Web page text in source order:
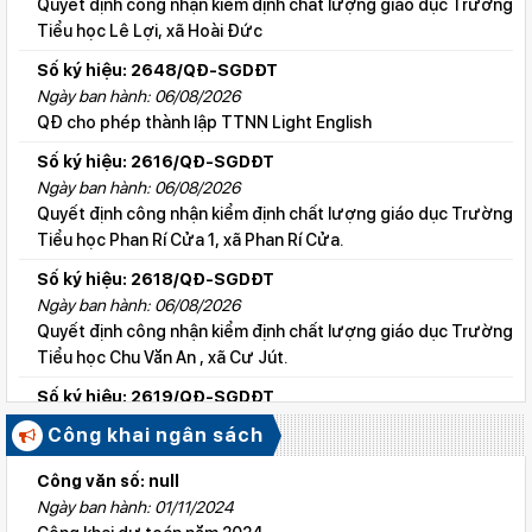
Quyết định công nhận kiểm định chất lượng giáo dục Trường
Tiểu học Lê Lợi, xã Hoài Đức
Số ký hiệu: 2648/QĐ-SGDĐT
Ngày ban hành: 06/08/2026
QĐ cho phép thành lập TTNN Light English
Số ký hiệu: 2616/QĐ-SGDĐT
Ngày ban hành: 06/08/2026
Quyết định công nhận kiểm định chất lượng giáo dục Trường
Tiểu học Phan Rí Cửa 1, xã Phan Rí Cửa.
Số ký hiệu: 2618/QĐ-SGDĐT
Ngày ban hành: 06/08/2026
Quyết định công nhận kiểm định chất lượng giáo dục Trường
Tiểu học Chu Văn An , xã Cư Jút.
Số ký hiệu: 2619/QĐ-SGDĐT
Ngày ban hành: 06/08/2026
Quyết định công nhận kiểm định chất lượng giáo dục Trường
Tiểu học Lý Tự Trọng , xã Cư Jút.
Số ký hiệu: 2615/QĐ-SGDĐT
Công khai ngân sách
Công văn số: null
Ngày ban hành: 01/11/2024